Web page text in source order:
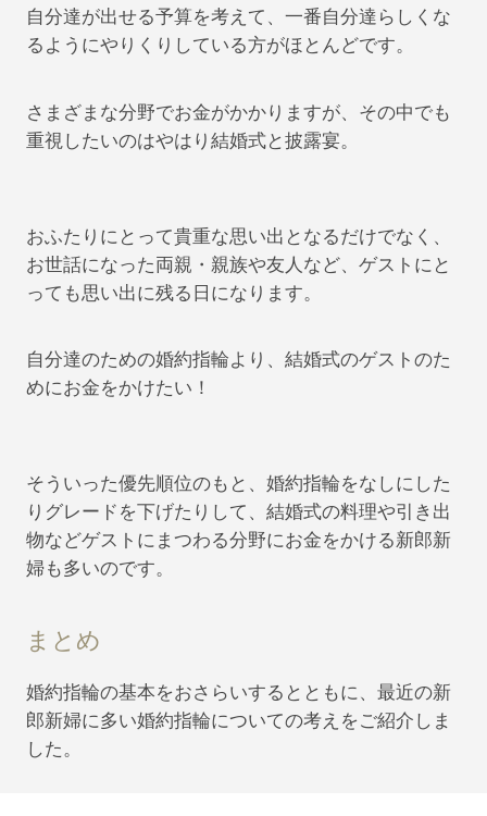
自分達が出せる予算を考えて、一番自分達らしくな
るようにやりくりしている方がほとんどです。
さまざまな分野でお金がかかりますが、その中でも
重視したいのはやはり結婚式と披露宴。
おふたりにとって貴重な思い出となるだけでなく、
お世話になった両親・親族や友人など、ゲストにと
っても思い出に残る日になります。
自分達のための婚約指輪より、結婚式のゲストのた
めにお金をかけたい！
そういった優先順位のもと、婚約指輪をなしにした
りグレードを下げたりして、結婚式の料理や引き出
物などゲストにまつわる分野にお金をかける新郎新
婦も多いのです。
まとめ
婚約指輪の基本をおさらいするとともに、最近の新
郎新婦に多い婚約指輪についての考えをご紹介しま
した。